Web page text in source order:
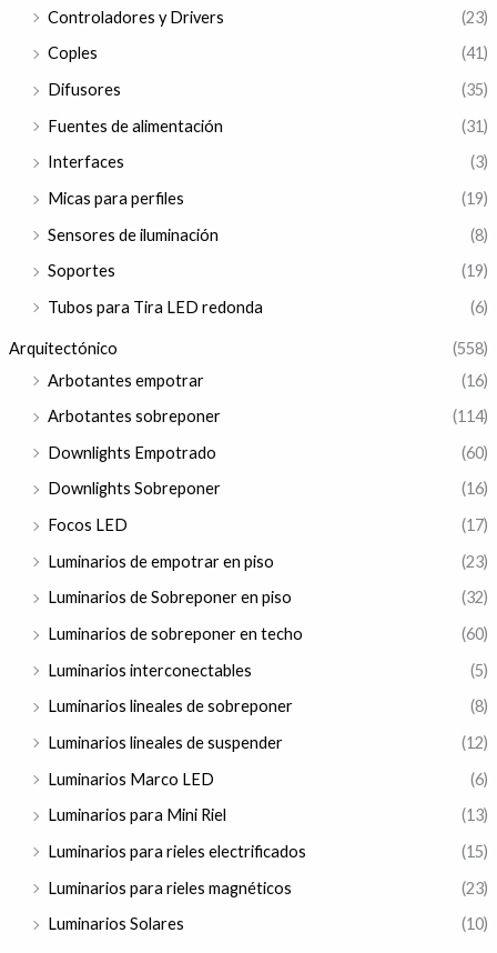
Controladores y Drivers
(23)
Coples
(41)
Difusores
(35)
Fuentes de alimentación
(31)
Interfaces
(3)
Micas para perfiles
(19)
Sensores de iluminación
(8)
Soportes
(19)
Tubos para Tira LED redonda
(6)
Arquitectónico
(558)
Arbotantes empotrar
(16)
Arbotantes sobreponer
(114)
Downlights Empotrado
(60)
Downlights Sobreponer
(16)
Focos LED
(17)
Luminarios de empotrar en piso
(23)
Luminarios de Sobreponer en piso
(32)
Luminarios de sobreponer en techo
(60)
Luminarios interconectables
(5)
Luminarios lineales de sobreponer
(8)
Luminarios lineales de suspender
(12)
Luminarios Marco LED
(6)
Luminarios para Mini Riel
(13)
Luminarios para rieles electrificados
(15)
Luminarios para rieles magnéticos
(23)
Luminarios Solares
(10)